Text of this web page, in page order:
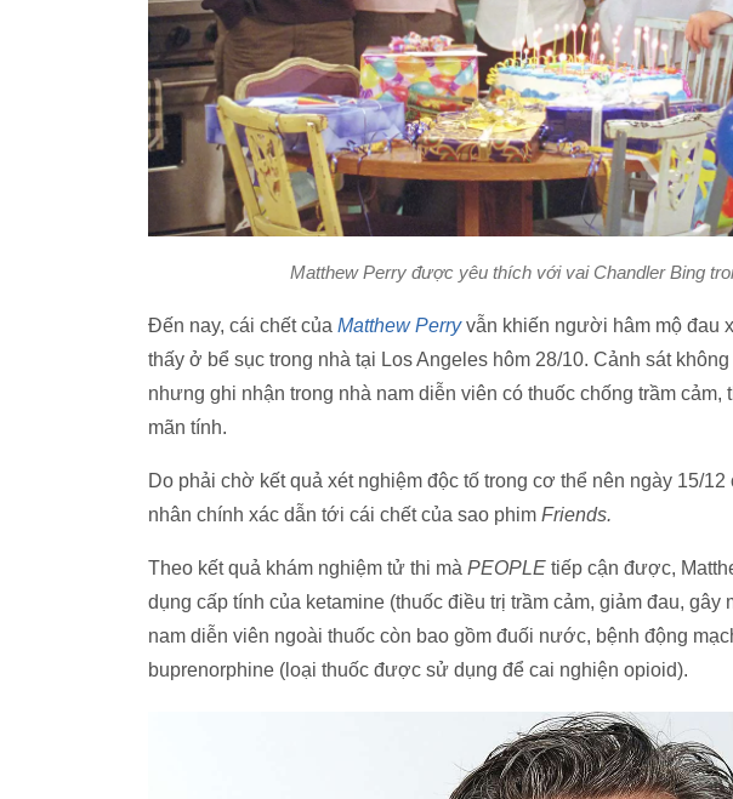
Matthew Perry được yêu thích với vai Chandler Bing
Đến nay, cái chết của Matthew Perryvẫn khiến người hâm mộ đau
thấy ở bể sục trong nhà tại Los Angeles hôm 28/10. Cảnh sát
nhưng ghi nhận trong nhà nam diễn viên có thuốc chống trầm cảm,
mãn tính.
Do phải chờ kết quả xét nghiệm độc tố trong cơ thể nên ngày 15/
nhân chính xác dẫn tới cái chết của sao phim Friends.
Theo kết quả khám nghiệm tử thi mà PEOPLE tiếp cận được,
dụng cấp tính của ketamine (thuốc điều trị trầm cảm, giảm đau, gây
nam diễn viên ngoài thuốc còn bao gồm đuối nước, bệnh động
buprenorphine (loại thuốc được sử dụng để cai nghiện opioid).